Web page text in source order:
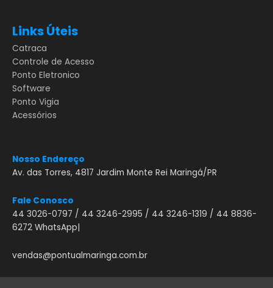
Links Úteis
Catraca
Controle de Acesso
Ponto Eletronico
Software
Ponto Vigia
Acessórios
Nosso Endereço
Av. das Torres, 4817 Jardim Monte Rei Maringá/PR
Fale Conosco
44 3026-0797 / 44 3246-2995 / 44 3246-1319 / 44 8836-
6272 WhatsApp|
vendas@pontualmaringa.com.br